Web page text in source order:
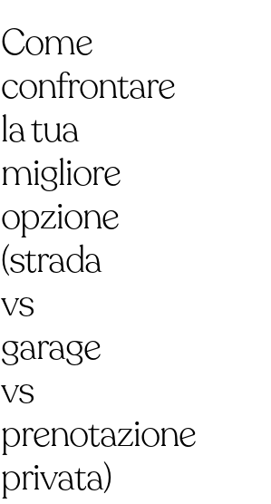
Come
confrontare
la tua
migliore
opzione
(strada
vs
garage
vs
prenotazione
privata)